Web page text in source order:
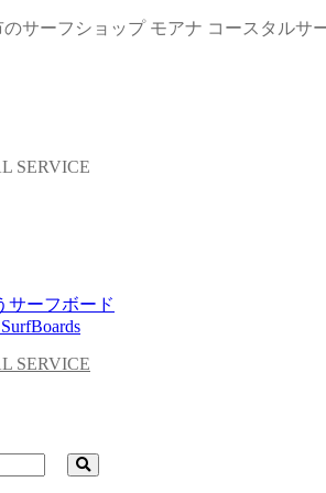
サーフショップ モアナ コースタルサ
サーフボード